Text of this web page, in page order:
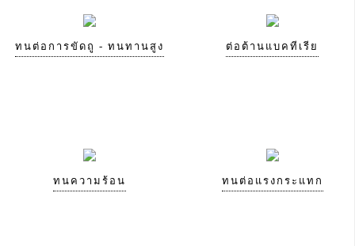
ทนต่อการขัดถู - ทนทานสูง ต่อต้านแบคทีเรีย
ทนความร้อน ทนต่อแรงกระแทก